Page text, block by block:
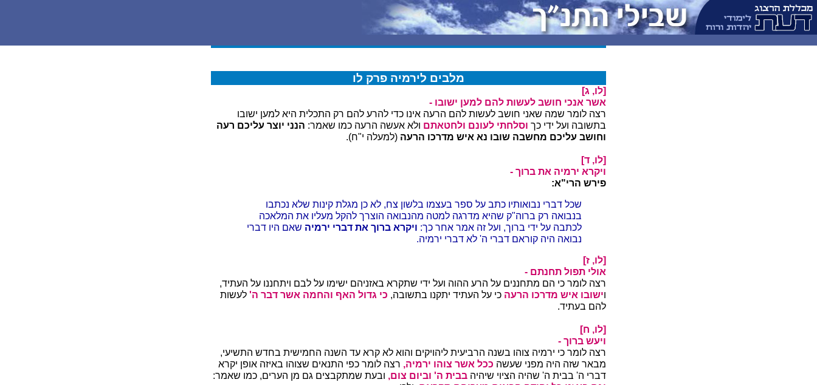
מלבים לירמיה פרק לו
[לו, ג]
אשר אנכי חושב לעשות להם למען ישובו -
רצה לומר שמה שאני חושב לעשות להם הרעה אינו כדי להרע להם רק התכלית היא למען ישובו
בתשובה ועל ידי כך וסלחתי לעונם ולחטאתם ולא אעשה הרעה כמו שאמר: הנני יוצר עליכם רעה
וחושב עליכם מחשבה שובו נא איש מדרכו הרעה (למעלה י"ח).
[לו, ד]
ויקרא ירמיה את ברוך -
פירש הרי"א:
שכל דברי נבואותיו כתב על ספר בעצמו בלשון צח, לא כן מגלת קינות שלא נכתבו
בנבואה רק ברוה"ק שהיא מדרגה למטה מהנבואה הוצרך להקל מעליו את המלאכה
לכתבה על ידי ברוך, ועל זה אמר אחר כך: ויקרא ברוך את דברי ירמיה שאם היו דברי
נבואה היה קוראם דברי ה' לא דברי ירמיה.
[לו, ז]
אולי תפול תחנתם -
רצה לומר כי הם מתחננים על הרע ההוה ועל ידי שתקרא באזניהם ישימו על לבם ויתחננו על העתיד,
וישובו איש מדרכו הרעה כי על העתיד יתקנו בתשובה, כי גדול האף והחמה אשר דבר ה' לעשות
להם בעתיד.
[לו, ח]
ויעש ברוך -
רצה לומר כי ירמיה צוהו בשנה הרביעית ליהויקים והוא לא קרא עד השנה החמישית בחדש התשיעי,
מבאר שזה היה מפני שעשה ככל אשר צוהו ירמיה, רצה לומר כפי התנאים שצוהו באיזה אופן יקרא
דברי ה' בבית ה' שהיה הציוי שיהיה בבית ה' וביום צום, ובעת שמתקבצים גם מן הערים, כמו שאמר: